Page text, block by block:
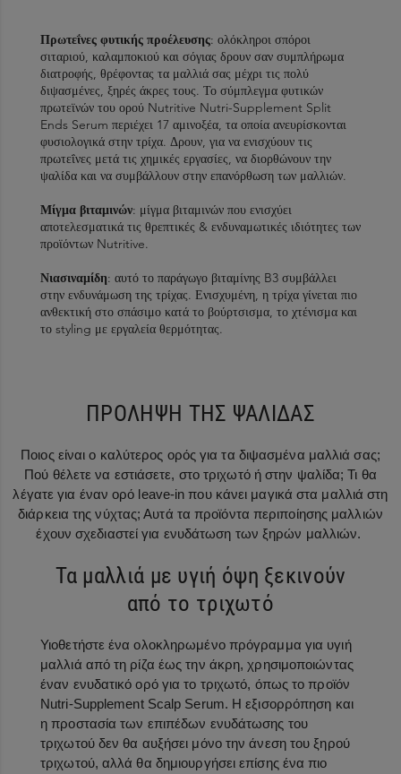
Πρωτεΐνες φυτικής προέλευσης: ολόκληροι σπόροι
σιταριού, καλαμποκιού και σόγιας δρουν σαν συμπλήρωμα
διατροφής, θρέφοντας τα μαλλιά σας μέχρι τις πολύ
διψασμένες, ξηρές άκρες τους. Το σύμπλεγμα φυτικών
πρωτεϊνών του ορού Nutritive Nutri-Supplement Split
Ends Serum περιέχει 17 αμινοξέα, τα οποία ανευρίσκονται
φυσιολογικά στην τρίχα. Δρουν, για να ενισχύουν τις
πρωτεΐνες μετά τις χημικές εργασίες, να διορθώνουν την
ψαλίδα και να συμβάλλουν στην επανόρθωση των μαλλιών.
Μίγμα βιταμινών: μίγμα βιταμινών που ενισχύει
αποτελεσματικά τις θρεπτικές & ενδυναμωτικές ιδιότητες των
προϊόντων Nutritive.
Νιασιναμίδη: αυτό το παράγωγο βιταμίνης B3 συμβάλλει
στην ενδυνάμωση της τρίχας. Ενισχυμένη, η τρίχα γίνεται πιο
ανθεκτική στο σπάσιμο κατά το βούρτσισμα, το χτένισμα και
το styling με εργαλεία θερμότητας.
ΠΡΟΛΗΨΗ ΤΗΣ ΨΑΛΙΔΑΣ
Ποιος είναι ο καλύτερος ορός για τα διψασμένα μαλλιά σας;
Πού θέλετε να εστιάσετε, στο τριχωτό ή στην ψαλίδα; Τι θα
λέγατε για έναν ορό leave-in που κάνει μαγικά στα μαλλιά στη
διάρκεια της νύχτας; Αυτά τα προϊόντα περιποίησης μαλλιών
έχουν σχεδιαστεί για ενυδάτωση των ξηρών μαλλιών.
Τα μαλλιά με υγιή όψη ξεκινούν
από το τριχωτό
Υιοθετήστε ένα ολοκληρωμένο πρόγραμμα για υγιή
μαλλιά από τη ρίζα έως την άκρη, χρησιμοποιώντας
έναν ενυδατικό ορό για το τριχωτό, όπως το προϊόν
Nutri-Supplement Scalp Serum. Η εξισορρόπηση και
η προστασία των επιπέδων ενυδάτωσης του
τριχωτού δεν θα αυξήσει μόνο την άνεση του ξηρού
τριχωτού, αλλά θα δημιουργήσει επίσης ένα πιο